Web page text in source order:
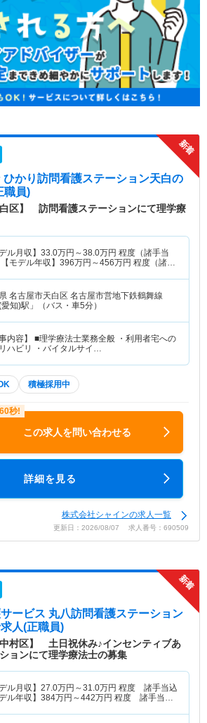
かり訪問看護ステーション天白の
職員)
白区】 訪問看護ステーションにて理学療
ル月収】 33.0万円～38.0万円 程度（諸手当
モデル年収】 396万円～456万円 程度（諸手
名古屋市天白区 名古屋市営地下鉄鶴舞線
(愛知)駅」（バス・車5分）
事内容】 ■理学療法士業務全般 ・利用者宅への
ハビリ ・バイタルサイ…
積極採用中
この求人を問い合わせる
詳細を見る
株式会社シャインの求人一覧
更新日：2026/08/07 求人番号：690509
ービス 丸八訪問看護ステーション
人(正職員)
中村区】 土日祝休み♪インセンティブあ
ョンにて理学療法士の募集
ル月収】 27.0万円～31.0万円 程度 諸手当込
ル年収】 384万円～442万円 程度 諸手当・